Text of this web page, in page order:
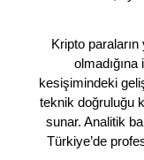
Kripto
kesişimindeki
teknik doğruluğu
sunar. Analitik
Türkiye’de